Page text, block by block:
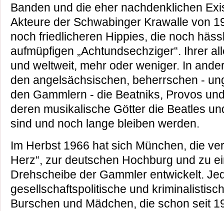
Banden und die eher nachdenklichen
Akteure der Schwabinger Krawalle von
noch friedlicheren Hippies, die noch
aufmüpfigen „Achtundsechziger“. Ihrer
und weltweit, mehr oder weniger. In
den angelsächsischen, beherrschen -
den Gammlern - die Beatniks, Provos
deren musikalische Götter die Beatles
sind und noch lange bleiben werden.
Im Herbst 1966 hat sich München, die
Herz“, zur deutschen Hochburg und zu
Drehscheibe der Gammler entwickelt.
gesellschaftspolitische und
Burschen und Mädchen, die schon seit